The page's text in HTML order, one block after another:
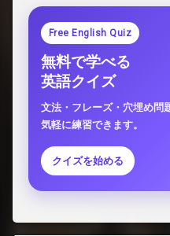
Free English Quiz
無料で学べる
英語クイズ
文法・フレーズ・穴埋め問
気軽に練習できます。
クイズを始める